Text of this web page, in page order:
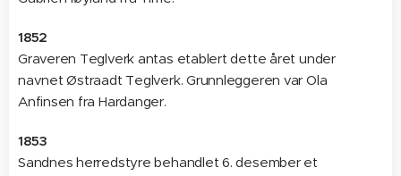
1852
Graveren Teglverk antas etablert dette året under
navnet Østraadt Teglverk. Grunnleggeren var Ola
Anfinsen fra Hardanger.
1853
Sandnes herredstyre behandlet 6. desember et